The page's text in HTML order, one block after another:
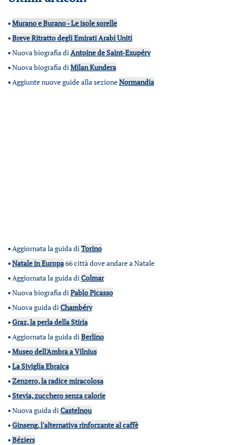
•Murano e Burano - Le isole sorelle
•Breve Ritratto degli Emirati Arabi Uniti
•Nuova biografia diAntoine de Saint-Exupéry
•Nuova biografia diMilan Kundera
•Aggiunte nuove guide alla sezioneNormandia
•Aggiornata la guida diTorino
•Natale in Europa66 città dove andare a Natale
•Aggiornata la guida diColmar
•Nuova biografia diPablo Picasso
•Nuova guida diChambéry
•Graz, la perla della Stiria
•Aggiornata la guida diBerlino
•Museo dell'Ambra a Vilnius
•La Siviglia Ebraica
•Zenzero, la radice miracolosa
•Stevia, zucchero senza calorie
•Nuova guida diCastelnou
•Ginseng, l'alternativa rinforzante al caffè
•Béziers